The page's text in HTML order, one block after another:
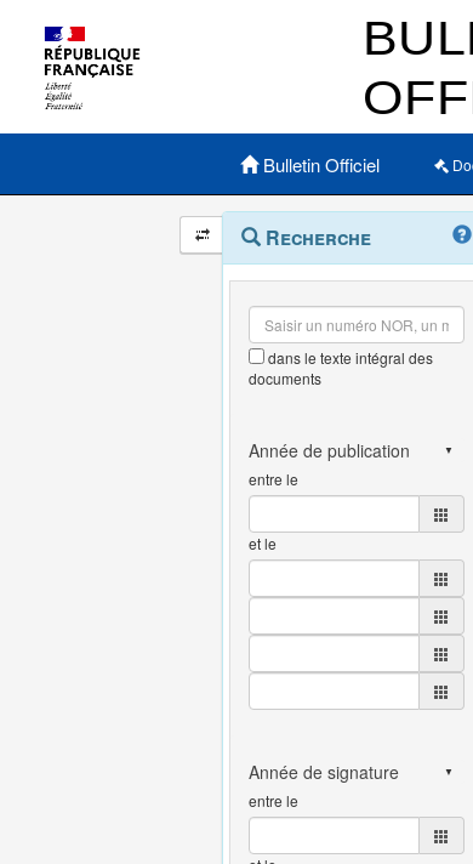
Menu principal
Bulletin Officiel
Navigation
et
outils
annexes
Menu
contextuel
Recherche
dans le texte intégral des
documents
entre le
et le
entre le